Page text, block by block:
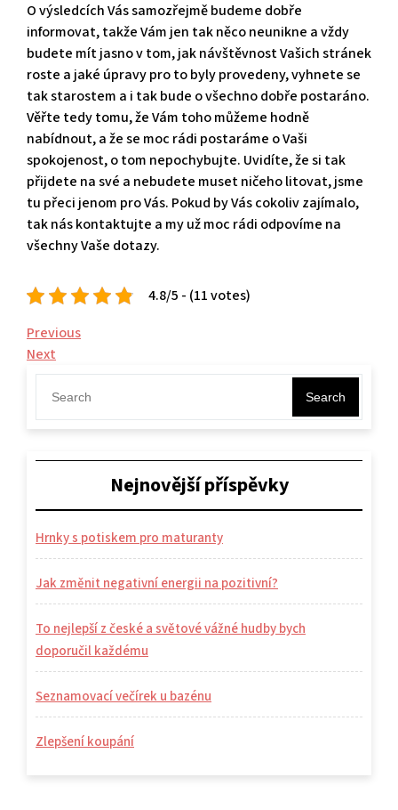
O výsledcích Vás samozřejmě budeme dobře
informovat, takže Vám jen tak něco neunikne a vždy
budete mít jasno v tom, jak návštěvnost Vašich stránek
roste a jaké úpravy pro to byly provedeny, vyhnete se
tak starostem a i tak bude o všechno dobře postaráno.
Věřte tedy tomu, že Vám toho můžeme hodně
nabídnout, a že se moc rádi postaráme o Vaši
spokojenost, o tom nepochybujte. Uvidíte, že si tak
přijdete na své a nebudete muset ničeho litovat, jsme
tu přeci jenom pro Vás. Pokud by Vás cokoliv zajímalo,
tak nás kontaktujte a my už moc rádi odpovíme na
všechny Vaše dotazy.
4.8/5 - (11 votes)
Navigace
pro
příspěvek
Previous
Post
Previous
Next
Post
Next
Search
Nejnovější příspěvky
Hrnky s potiskem pro maturanty
Jak změnit negativní energii na pozitivní?
To nejlepší z české a světové vážné hudby bych
doporučil každému
Seznamovací večírek u bazénu
Zlepšení koupání